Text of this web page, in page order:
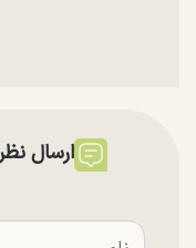
ارسال